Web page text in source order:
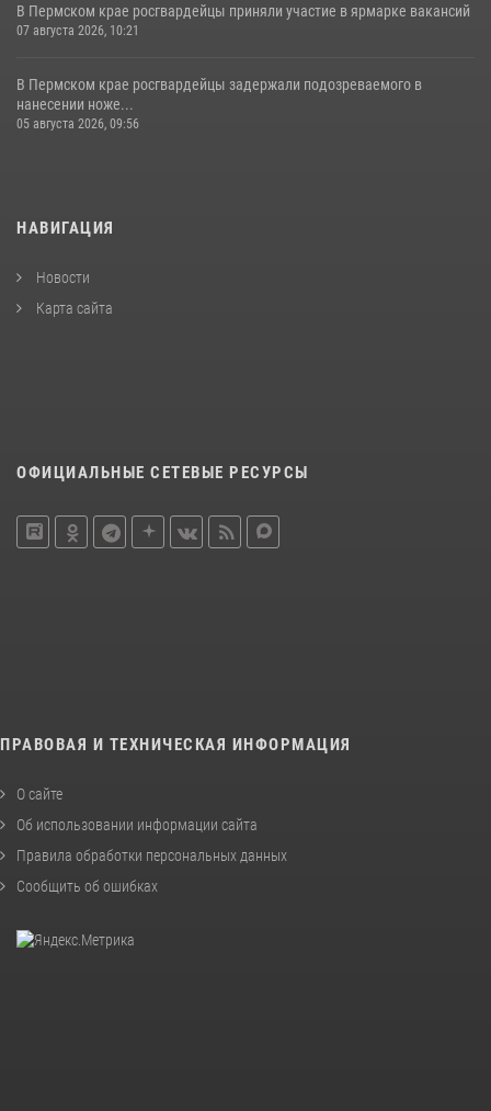
В Пермском крае росгвардейцы приняли участие в ярмарке вакансий
07 августа 2026, 10:21
В Пермском крае росгвардейцы задержали подозреваемого в
нанесении ноже...
05 августа 2026, 09:56
НАВИГАЦИЯ
Новости
Карта сайта
ОФИЦИАЛЬНЫЕ СЕТЕВЫЕ РЕСУРСЫ
ПРАВОВАЯ И ТЕХНИЧЕСКАЯ ИНФОРМАЦИЯ
О сайте
Об использовании информации сайта
Правила обработки персональных данных
Сообщить об ошибках